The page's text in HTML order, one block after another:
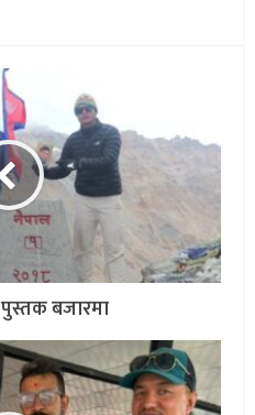
बजारमा